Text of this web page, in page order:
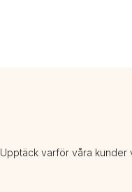
Upptäck varför våra kunder